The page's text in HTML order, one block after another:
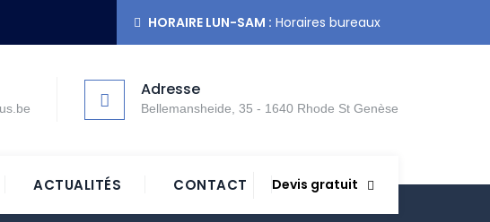
HORAIRE LUN-SAM : Horaires bureaux
Adresse
Bellemansheide, 35 - 1640 Rhode St Genèse
ACTUALITÉS CONTACT Devis gratuit